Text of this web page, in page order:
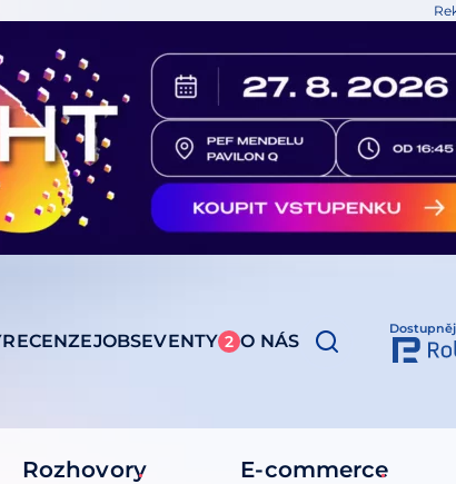
RECENZEJOBSEVENTY 2 O NÁS
Rozhovory E-commerce